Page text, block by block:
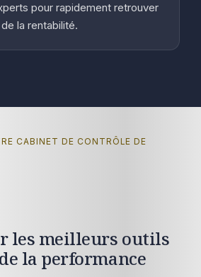
pour rapidement retrouver
la rentabilité.
CABINET DE CONTRÔLE DE
les meilleurs outils
la performance